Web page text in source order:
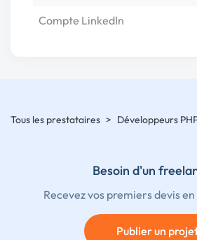
Compte LinkedIn
Tous les prestataires > Développeurs
Besoin d'un
Recevez vos premiers devis
Publier un